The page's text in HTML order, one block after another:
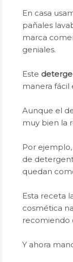
En casa
pañales
marca
geniales.
Este
manera fácil
Aunque el
muy bien la
Por
de
quedan
Esta receta
cosmética
recomiendo
Y ahora